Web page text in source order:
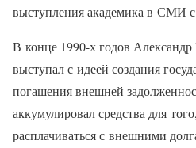
выступления академика в СМИ
В конце 1990-х годов
выступал с идеей создания
погашения внешней
аккумулировал средства для
расплачиваться с внешними